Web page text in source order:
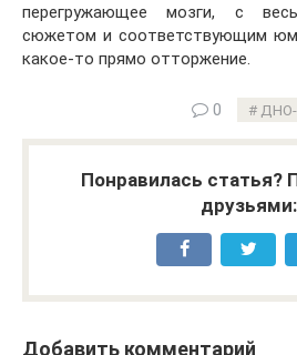
перегружающее мозги, с
сюжетом и соответствующим
какое-то прямо отторжение.
0
Понравилась статья?
друзьями:
Добавить комментарий